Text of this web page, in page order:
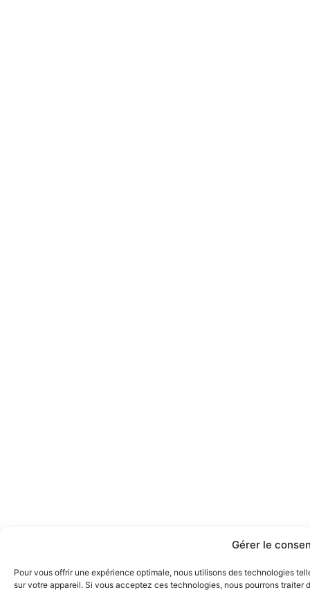
Gérer le
Pour vous offrir une expérience optimale, nous utilisons des technologies
sur votre appareil. Si vous acceptez ces technologies, nous pourrons